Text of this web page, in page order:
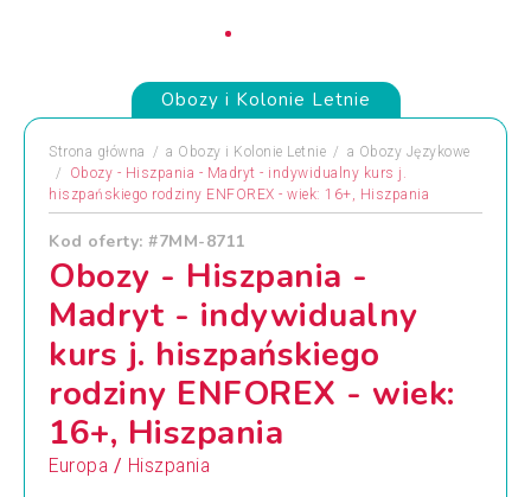
Obozy i Kolonie Letnie
Strona główna a Obozy i Kolonie Letnie a Obozy Językowe
Obozy - Hiszpania - Madryt - indywidualny kurs j.
hiszpańskiego rodziny ENFOREX - wiek: 16+, Hiszpania
Kod oferty: #7MM-8711
Obozy - Hiszpania -
Madryt - indywidualny
kurs j. hiszpańskiego
rodziny ENFOREX - wiek:
16+, Hiszpania
Europa / Hiszpania